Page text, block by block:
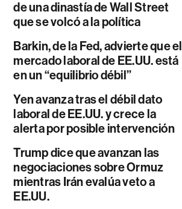
de una dinastía de Wall Street
que se volcó a la política
Barkin, de la Fed, advierte que el
mercado laboral de EE.UU. está
en un “equilibrio débil”
Yen avanza tras el débil dato
laboral de EE.UU. y crece la
alerta por posible intervención
Trump dice que avanzan las
negociaciones sobre Ormuz
mientras Irán evalúa veto a
EE.UU.